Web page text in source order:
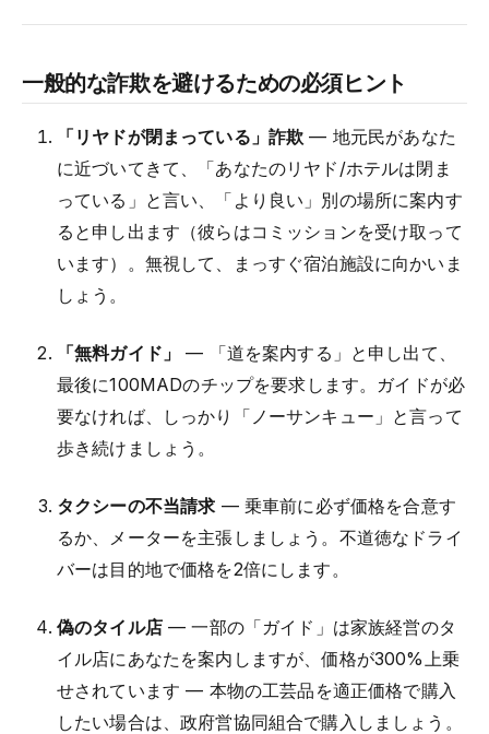
一般的な詐欺を避けるための必須ヒント
「リヤドが閉まっている」詐欺 — 地元民があなた
に近づいてきて、「あなたのリヤド/ホテルは閉ま
っている」と言い、「より良い」別の場所に案内す
ると申し出ます（彼らはコミッションを受け取って
います）。無視して、まっすぐ宿泊施設に向かいま
しょう。
「無料ガイド」
— 「道を案内する」と申し出て、
最後に100MADのチップを要求します。ガイドが必
要なければ、しっかり「ノーサンキュー」と言って
歩き続けましょう。
タクシーの不当請求 — 乗車前に必ず価格を合意す
るか、メーターを主張しましょう。不道徳なドライ
バーは目的地で価格を2倍にします。
偽のタイル店— 一部の「ガイド」は家族経営のタ
イル店にあなたを案内しますが、価格が300%上乗
せされています — 本物の工芸品を適正価格で購入
したい場合は、政府営協同組合で購入しましょう。